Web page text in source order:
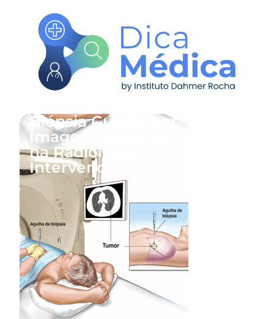
Biópsia Guiada por
Imagem: Avanços
na Radiologia
Intervencionista